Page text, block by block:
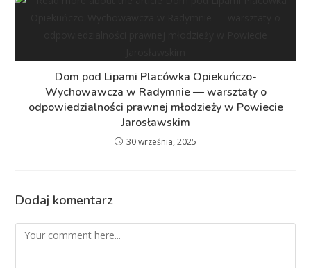
Dom pod Lipami Placówka Opiekuńczo-
Wychowawcza w Radymnie — warsztaty o
odpowiedzialności prawnej młodzieży w Powiecie
Jarosławskim
30 września, 2025
Dodaj komentarz